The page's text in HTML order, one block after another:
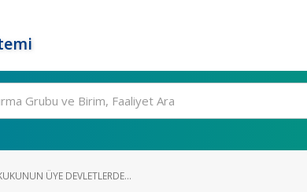
ÜYE DEVLETLERDE...